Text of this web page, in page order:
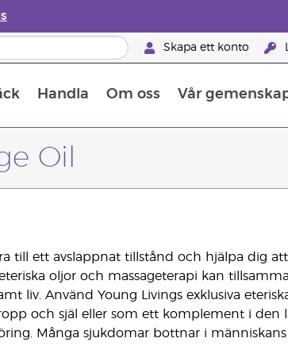
Skapa ett konto
Handla Om oss Vår
Oil
till ett avslappnat tillstånd och hjälpa dig
oljor och massageterapi kan
liv. Använd Young Livings exklusiva
och själ eller som ett komplement i den
Många sjukdomar bottnar i